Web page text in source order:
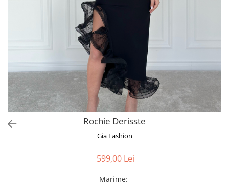
Paltoane
Sacouri
Tricouri
Traditional
Rochie Derisste
Gia Fashion
599,00 Lei
Marime: